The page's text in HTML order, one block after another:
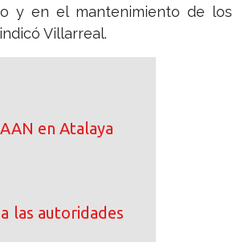
y en el mantenimiento de los
Villarreal.
en Atalaya
las autoridades